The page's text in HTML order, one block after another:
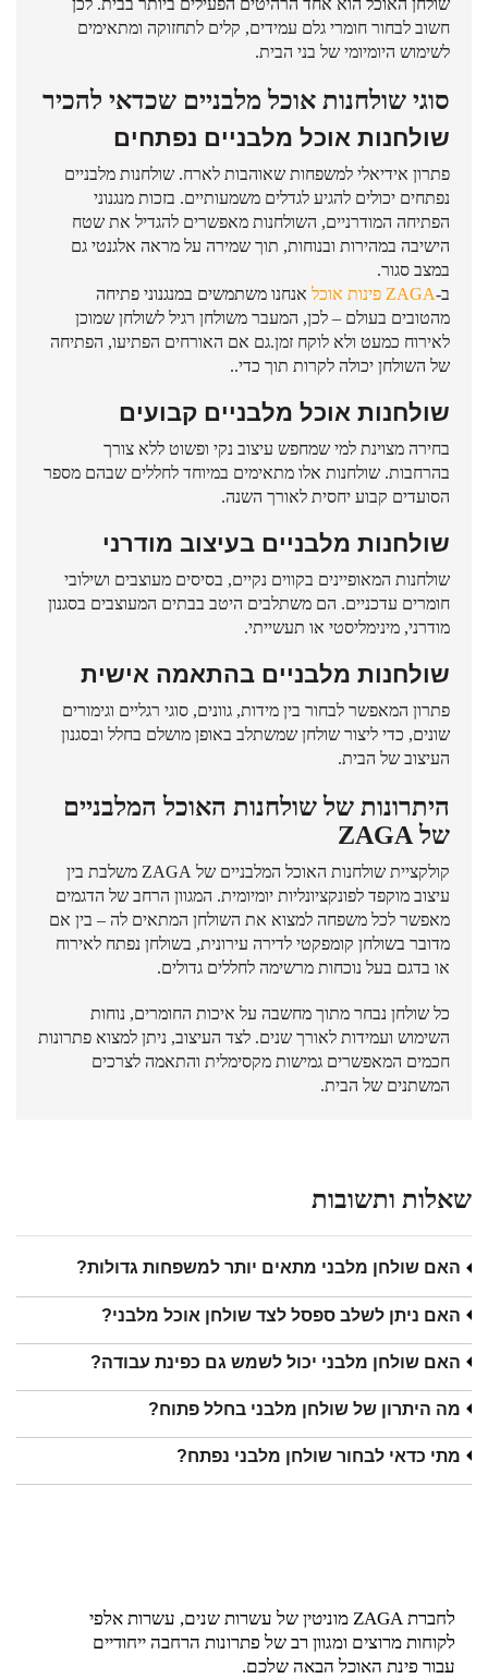
שולחן האוכל הוא אחד הרהיטים הפעילים ביותר בבית. לכן
חשוב לבחור חומרי גלם עמידים, קלים לתחזוקה ומתאימים
לשימוש היומיומי של בני הבית.
סוגי שולחנות אוכל מלבניים שכדאי להכיר
שולחנות אוכל מלבניים נפתחים
פתרון אידיאלי למשפחות שאוהבות לארח. שולחנות מלבניים
נפתחים יכולים להגיע לגדלים משמעותיים. בזכות מנגנוני
הפתיחה המודרניים, השולחנות מאפשרים להגדיל את שטח
הישיבה במהירות ובנוחות, תוך שמירה על מראה אלגנטי גם
במצב סגור.
ב-ZAGA פינות אוכל
אנחנו משתמשים במנגנוני פתיחה
מהטובים בעולם – לכן, המעבר משולחן רגיל לשולחן שמוכן
לאירוח כמעט ולא לוקח זמן.גם אם האורחים הפתיעו, הפתיחה
של השולחן יכולה לקרות תוך כדי..
שולחנות אוכל מלבניים קבועים
בחירה מצוינת למי שמחפש עיצוב נקי ופשוט ללא צורך
בהרחבות. שולחנות אלו מתאימים במיוחד לחללים שבהם מספר
הסועדים קבוע יחסית לאורך השנה.
שולחנות מלבניים בעיצוב מודרני
שולחנות המאופיינים בקווים נקיים, בסיסים מעוצבים ושילובי
חומרים עדכניים. הם משתלבים היטב בבתים המעוצבים בסגנון
מודרני, מינימליסטי או תעשייתי.
שולחנות מלבניים בהתאמה אישית
פתרון המאפשר לבחור בין מידות, גוונים, סוגי רגליים וגימורים
שונים, כדי ליצור שולחן שמשתלב באופן מושלם בחלל ובסגנון
העיצוב של הבית.
היתרונות של שולחנות האוכל המלבניים
של ZAGA
קולקציית שולחנות האוכל המלבניים של ZAGA משלבת בין
עיצוב מוקפד לפונקציונליות יומיומית. המגוון הרחב של הדגמים
מאפשר לכל משפחה למצוא את השולחן המתאים לה – בין אם
מדובר בשולחן קומפקטי לדירה עירונית, בשולחן נפתח לאירוח
או בדגם בעל נוכחות מרשימה לחללים גדולים.
כל שולחן נבחר מתוך מחשבה על איכות החומרים, נוחות
השימוש ועמידות לאורך שנים. לצד העיצוב, ניתן למצוא פתרונות
חכמים המאפשרים גמישות מקסימלית והתאמה לצרכים
המשתנים של הבית.
שאלות ותשובות
האם שולחן מלבני מתאים יותר למשפחות גדולות?
האם ניתן לשלב ספסל לצד שולחן אוכל מלבני?
האם שולחן מלבני יכול לשמש גם כפינת עבודה?
מה היתרון של שולחן מלבני בחלל פתוח?
מתי כדאי לבחור שולחן מלבני נפתח?
לחברת ZAGA מוניטין של עשרות שנים, עשרות אלפי
לקוחות מרוצים ומגוון רב של פתרונות הרחבה ייחודיים
עבור פינת האוכל הבאה שלכם.